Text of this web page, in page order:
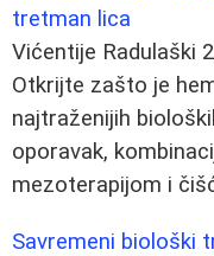
tretman lica
Vićentije Radulaški
Otkrijte zašto je
najtraženijih
oporavak,
mezoterapijom i
Savremeni biološki